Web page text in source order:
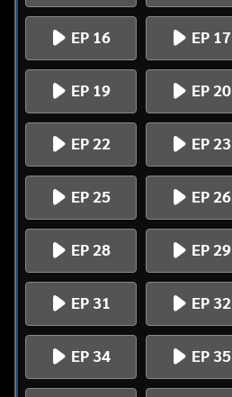
EP 16 EP 17
EP 19 EP 20
EP 22 EP 23
EP 25 EP 26
EP 28 EP 29
EP 31 EP 32
EP 34 EP 35